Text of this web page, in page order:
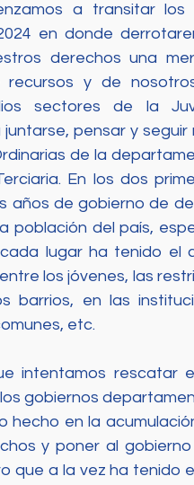
a transitar
en donde
derechos una
y de
sectores de la
pensar y seguir
de la
En los dos
años de gobierno de
población del país,
lugar ha tenido el
los jóvenes, las
barrios, en las
etc.
intentamos rescatar
gobiernos
hecho en la
y poner al
que a la vez ha tenido